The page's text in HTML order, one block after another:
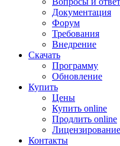
Документация
Форум
Требования
Внедрение
Скачать
Программу
Обновление
Купить
Цены
Купить online
Продлить online
Лицензирование
Контакты